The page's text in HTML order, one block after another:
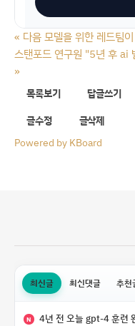
« 다음 모델을 위한 레드팀
스탠포드 연구원 "5년 후 ai
»
목록보기
답글쓰기
글수정
글삭제
Powered by KBoard
최신글 최신댓글 추천
N 4년 전 오늘 gpt-4 훈련